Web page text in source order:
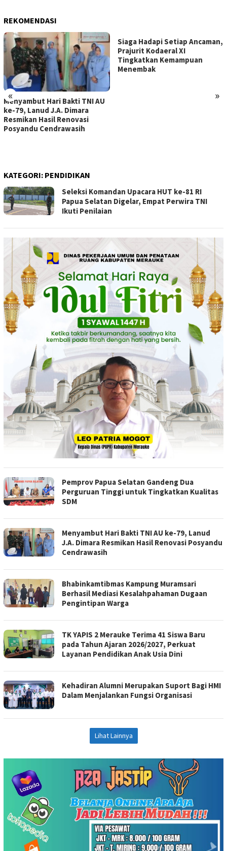
REKOMENDASI
« »
Menyambut Hari Bakti TNI AU
ke-79, Lanud J.A. Dimara
Resmikan Hasil Renovasi
Posyandu Cendrawasih
Siaga Hadapi Setiap Ancaman,
Prajurit Kodaeral XI
Tingkatkan Kemampuan
Menembak
KATEGORI: PENDIDIKAN
Seleksi Komandan Upacara HUT ke-81 RI
Papua Selatan Digelar, Empat Perwira TNI
Ikuti Penilaian
Pemprov Papua Selatan Gandeng Dua
Perguruan Tinggi untuk Tingkatkan Kualitas
SDM
Menyambut Hari Bakti TNI AU ke-79, Lanud
J.A. Dimara Resmikan Hasil Renovasi Posyandu
Cendrawasih
Bhabinkamtibmas Kampung Muramsari
Berhasil Mediasi Kesalahpahaman Dugaan
Pengintipan Warga
TK YAPIS 2 Merauke Terima 41 Siswa Baru
pada Tahun Ajaran 2026/2027, Perkuat
Layanan Pendidikan Anak Usia Dini
Kehadiran Alumni Merupakan Suport Bagi HMI
Dalam Menjalankan Fungsi Organisasi
Lihat Lainnya